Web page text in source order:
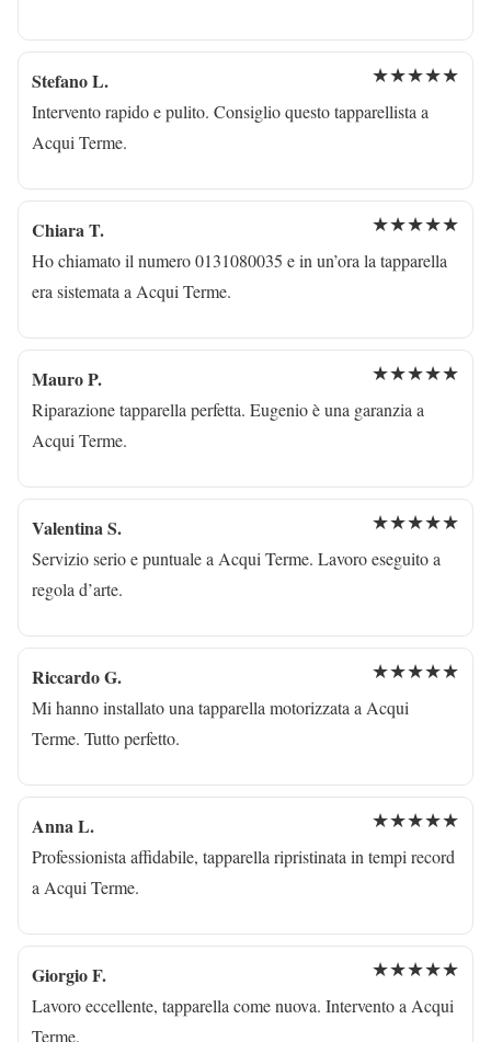
Stefano L. ★★★★★
Intervento rapido e pulito. Consiglio questo tapparellista a
Acqui Terme.
Chiara T. ★★★★★
Ho chiamato il numero 0131080035 e in un’ora la tapparella
era sistemata a Acqui Terme.
Mauro P. ★★★★★
Riparazione tapparella perfetta. Eugenio è una garanzia a
Acqui Terme.
Valentina S. ★★★★★
Servizio serio e puntuale a Acqui Terme. Lavoro eseguito a
regola d’arte.
Riccardo G. ★★★★★
Mi hanno installato una tapparella motorizzata a Acqui
Terme. Tutto perfetto.
Anna L. ★★★★★
Professionista affidabile, tapparella ripristinata in tempi record
a Acqui Terme.
Giorgio F. ★★★★★
Lavoro eccellente, tapparella come nuova. Intervento a Acqui
Terme.